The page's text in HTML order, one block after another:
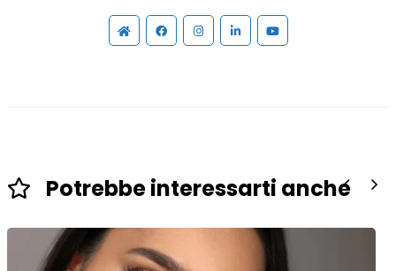
Potrebbe interessarti anche